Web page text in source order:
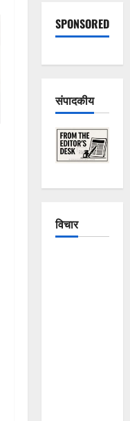
SPONSORED
संपादकीय
विचार